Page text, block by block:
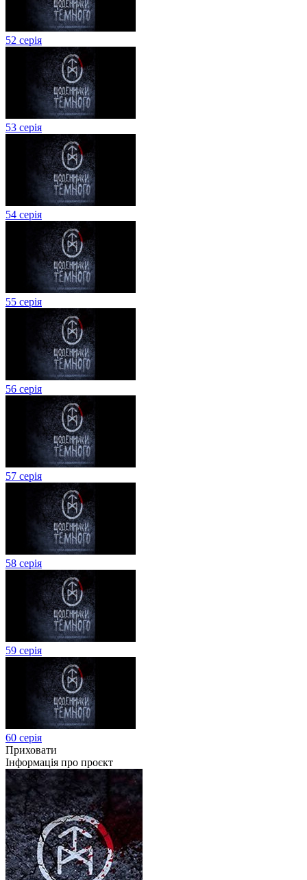
52 серія
53 серія
54 серія
55 серія
56 серія
57 серія
58 серія
59 серія
60 серія
Приховати
Інформація про проєкт